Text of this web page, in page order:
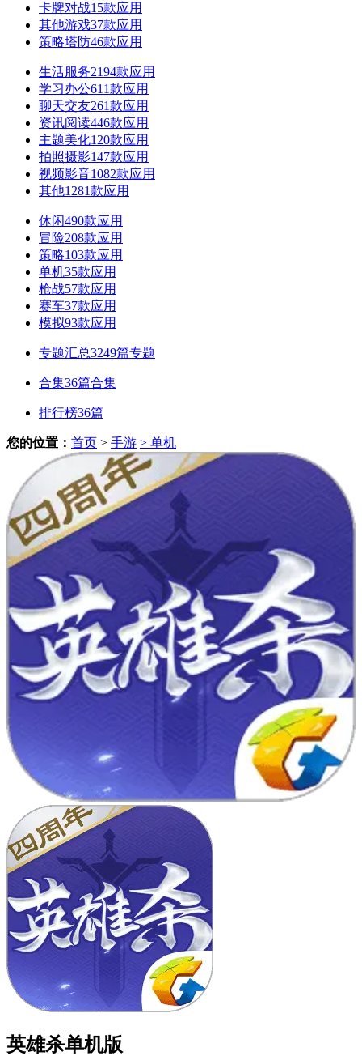
卡牌对战15款应用
其他游戏37款应用
策略塔防46款应用
生活服务2194款应用
学习办公611款应用
聊天交友261款应用
资讯阅读446款应用
主题美化120款应用
拍照摄影147款应用
视频影音1082款应用
其他1281款应用
休闲490款应用
冒险208款应用
策略103款应用
单机35款应用
枪战57款应用
赛车37款应用
模拟93款应用
专题汇总3249篇专题
合集36篇合集
排行榜36篇
您的位置： 首页 > 手游 > 单机
英雄杀单机版